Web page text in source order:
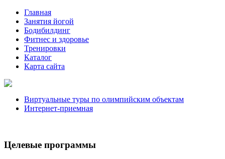
Главная
Занятия йогой
Бодибилдинг
Фитнес и здоровье
Тренировки
Каталог
Карта сайта
Виртуальные туры по олимпийским объектам
Интернет-приемная
Целевые программы